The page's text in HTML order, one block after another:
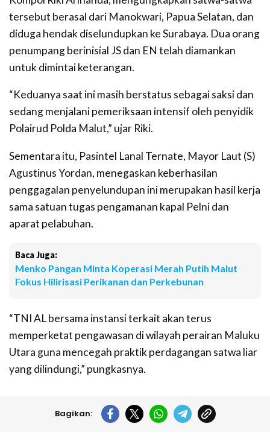
tersebut berasal dari Manokwari, Papua Selatan, dan
diduga hendak diselundupkan ke Surabaya. Dua orang
penumpang berinisial JS dan EN telah diamankan
untuk dimintai keterangan.
“Keduanya saat ini masih berstatus sebagai saksi dan
sedang menjalani pemeriksaan intensif oleh penyidik
Polairud Polda Malut,” ujar Riki.
Sementara itu, Pasintel Lanal Ternate, Mayor Laut (S)
Agustinus Yordan, menegaskan keberhasilan
penggagalan penyelundupan ini merupakan hasil kerja
sama satuan tugas pengamanan kapal Pelni dan
aparat pelabuhan.
Baca Juga:
Menko Pangan Minta Koperasi Merah Putih Malut
Fokus Hilirisasi Perikanan dan Perkebunan
“TNI AL bersama instansi terkait akan terus
memperketat pengawasan di wilayah perairan Maluku
Utara guna mencegah praktik perdagangan satwa liar
yang dilindungi,” pungkasnya.
Bagikan: